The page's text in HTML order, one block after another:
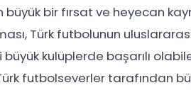
bir fırsat ve heyecan
Türk futbolunun
büyük kulüplerde başarılı
futbolseverler tarafından